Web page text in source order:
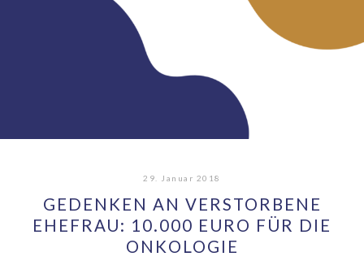
29. Januar 2018
GEDENKEN AN VERSTORBENE
EHEFRAU: 10.000 EURO FÜR DIE
ONKOLOGIE